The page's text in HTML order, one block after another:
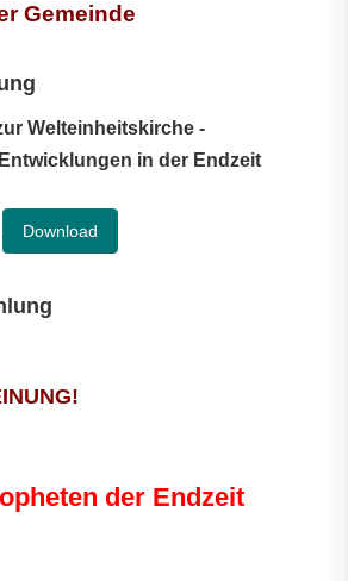
Gemeinde
Welteinheitskirche -
in der Endzeit
Download
der Endzeit